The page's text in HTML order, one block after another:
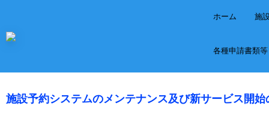
ホーム 施
各種申請書類等
施設予約システムのメンテナンス及び新サービス開始